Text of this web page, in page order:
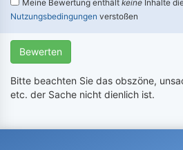
Meine Bewertung enthält keine Inhalte
Nutzungsbedingungen verstoßen
Bewerten
Bitte beachten Sie das obszöne,
etc. der Sache nicht dienlich ist.